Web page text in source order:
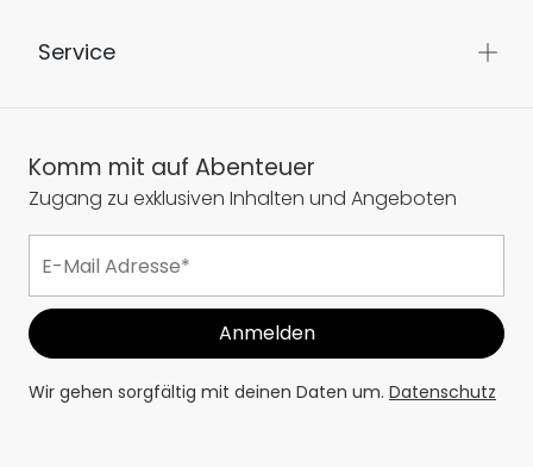
Service
Komm mit auf Abenteuer
Zugang zu exklusiven Inhalten und Angeboten
Wir gehen sorgfältig mit deinen Daten um. Datenschutz